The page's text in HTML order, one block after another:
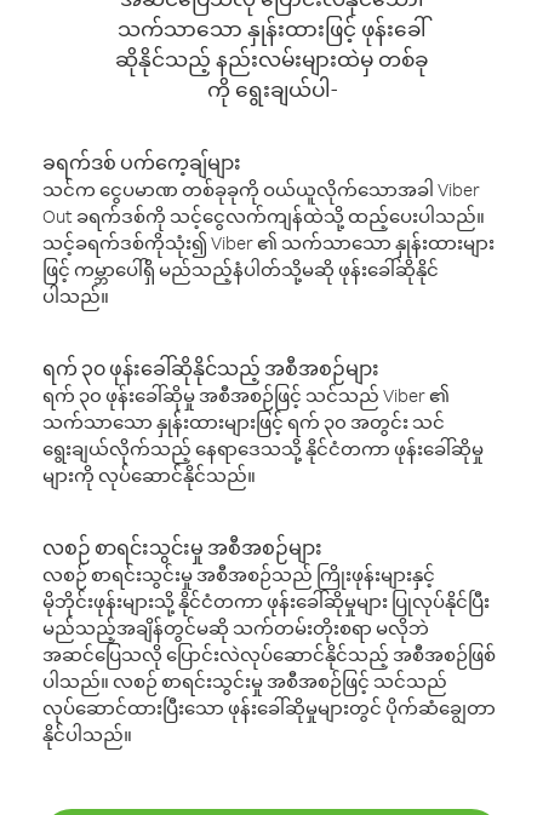
သက်သာသော နှုန်းထားဖြင့် ဖုန်းခေါ်
ဆိုနိုင်သည့် နည်းလမ်းများထဲမှ တစ်ခု
ကို ရွေးချယ်ပါ-
ခရက်ဒစ် ပက်ကေ့ချ်များ
သင်က ငွေပမာဏ တစ်ခုခုကို ဝယ်ယူလိုက်သောအခါ Viber
Out ခရက်ဒစ်ကို သင့်ငွေလက်ကျန်ထဲသို့ ထည့်ပေးပါသည်။
သင့်ခရက်ဒစ်ကိုသုံး၍ Viber ၏ သက်သာသော နှုန်းထားများ
ဖြင့် ကမ္ဘာပေါ်ရှိ မည်သည့်နံပါတ်သို့မဆို ဖုန်းခေါ်ဆိုနိုင်
ပါသည်။
ရက် ၃၀ ဖုန်းခေါ်ဆိုနိုင်သည့် အစီအစဉ်များ
ရက် ၃၀ ဖုန်းခေါ်ဆိုမှု အစီအစဉ်ဖြင့် သင်သည် Viber ၏
သက်သာသော နှုန်းထားများဖြင့် ရက် ၃၀ အတွင်း သင်
ရွေးချယ်လိုက်သည့် နေရာဒေသသို့ နိုင်ငံတကာ ဖုန်းခေါ်ဆိုမှု
များကို လုပ်ဆောင်နိုင်သည်။
လစဉ် စာရင်းသွင်းမှု အစီအစဉ်များ
လစဉ် စာရင်းသွင်းမှု အစီအစဉ်သည် ကြိုးဖုန်းများနှင့်
မိုဘိုင်းဖုန်းများသို့ နိုင်ငံတကာ ဖုန်းခေါ်ဆိုမှုများ ပြုလုပ်နိုင်ပြီး
မည်သည့်အချိန်တွင်မဆို သက်တမ်းတိုးစရာ မလိုဘဲ
အဆင်ပြေသလို ပြောင်းလဲလုပ်ဆောင်နိုင်သည့် အစီအစဉ်ဖြစ်
ပါသည်။ လစဉ် စာရင်းသွင်းမှု အစီအစဉ်ဖြင့် သင်သည်
လုပ်ဆောင်ထားပြီးသော ဖုန်းခေါ်ဆိုမှုများတွင် ပိုက်ဆံချွေတာ
နိုင်ပါသည်။